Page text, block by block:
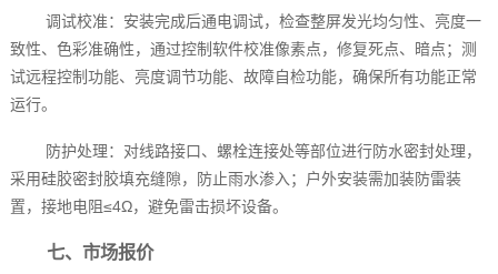
调试校准：安装完成后通电调试，检查整屏发光均匀性、亮度一
致性、色彩准确性，通过控制软件校准像素点，修复死点、暗点；测
试远程控制功能、亮度调节功能、故障自检功能，确保所有功能正常
运行。
防护处理：对线路接口、螺栓连接处等部位进行防水密封处理，
采用硅胶密封胶填充缝隙，防止雨水渗入；户外安装需加装防雷装
置，接地电阻≤4Ω，避免雷击损坏设备。
七、市场报价